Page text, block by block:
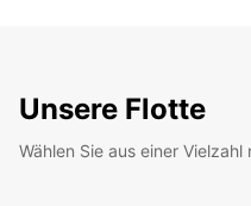
Unsere Flotte
Wählen Sie aus einer